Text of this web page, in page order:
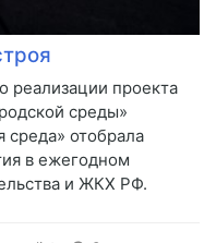
реализации проекта
среды»
среда» отобрала
в ежегодном
и ЖКХ РФ.